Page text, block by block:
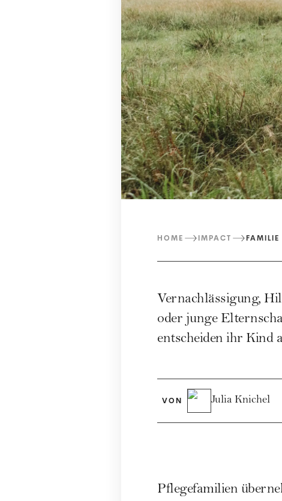
HOME IMPACT FAMILIE
Vernachlässigung,
oder junge
entscheiden ihr Kind
VON Julia Knichel
Pflegefamilien